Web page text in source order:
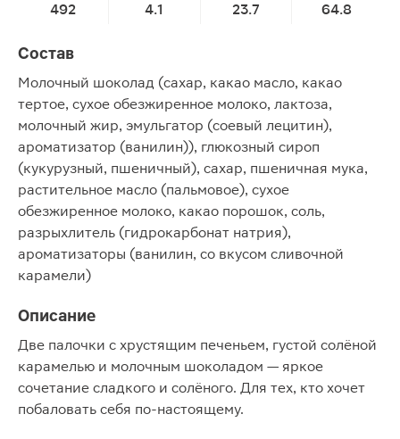
492 4.1 23.7 64.8
Состав
Молочный шоколад (сахар, какао масло, какао
тертое, сухое обезжиренное молоко, лактоза,
молочный жир, эмульгатор (соевый лецитин),
ароматизатор (ванилин)), глюкозный сироп
(кукурузный, пшеничный), сахар, пшеничная мука,
растительное масло (пальмовое), сухое
обезжиренное молоко, какао порошок, соль,
разрыхлитель (гидрокарбонат натрия),
ароматизаторы (ванилин, со вкусом сливочной
карамели)
Описание
Две палочки с хрустящим печеньем, густой солёной
карамелью и молочным шоколадом — яркое
сочетание сладкого и солёного. Для тех, кто хочет
побаловать себя по-настоящему.